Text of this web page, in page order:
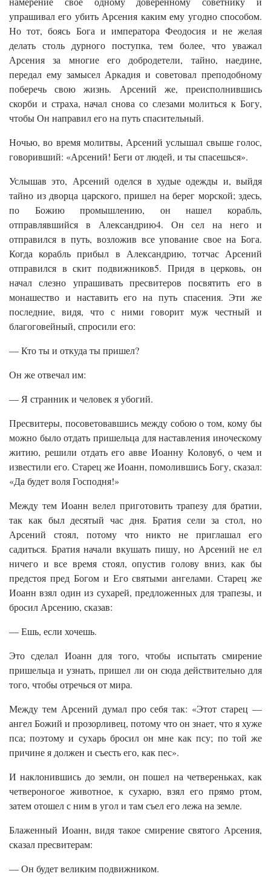
упрашивал его убить Арсения каким ему угодно способом.
Но тот, боясь Бога и императора Феодосия и не желая
делать столь дурного поступка, тем более, что уважал
Арсения за многие его добродетели, тайно, наедине,
передал ему замысел Аркадия и советовал преподобному
поберечь свою жизнь. Арсений же, преисполнившись
скорби и страха, начал снова со слезами молиться к Богу,
чтобы Он направил его на путь спасительный.
Ночью, во время молитвы, Арсений услышал свыше голос,
говоривший: «Арсений! Беги от людей, и ты спасешься».
Услышав это, Арсений оделся в худые одежды и, выйдя
тайно из дворца царского, пришел на берег морской; здесь,
по Божию промышлению, он нашел корабль,
отправлявшийся в Александрию4. Он сел на него и
отправился в путь, возложив все упование свое на Бога.
Когда корабль прибыл в Александрию, тотчас Арсений
отправился в скит подвижников5. Придя в церковь, он
начал слезно упрашивать пресвитеров посвятить его в
монашество и наставить его на путь спасения. Эти же
последние, видя, что с ними говорит муж честный и
благоговейный, спросили его:
— Кто ты и откуда ты пришел?
Он же отвечал им:
— Я странник и человек я убогий.
Пресвитеры, посоветовавшись между собою о том, кому бы
можно было отдать пришельца для наставления иноческому
житию, решили отдать его авве Иоанну Колову6, о чем и
известили его. Старец же Иоанн, помолившись Богу, сказал:
«Да будет воля Господня!»
Между тем Иоанн велел приготовить трапезу для братии,
так как был десятый час дня. Братия сели за стол, но
Арсений стоял, потому что никто не приглашал его
садиться. Братия начали вкушать пишу, но Арсений не ел
ничего и все время стоял, опустив голову вниз, как бы
предстоя пред Богом и Его святыми ангелами. Старец же
Иоанн взял один из сухарей, предложенных для трапезы, и
бросил Арсению, сказав:
— Ешь, если хочешь.
Это сделал Иоанн для того, чтобы испытать смирение
пришельца и узнать, пришел ли он сюда действительно для
того, чтобы отречься от мира.
Между тем Арсений думал про себя так: «Этот старец —
ангел Божий и прозорливец, потому что он знает, что я хуже
пса; поэтому и сухарь бросил он мне как псу; по той же
причине я должен и съесть его, как пес».
И наклонившись до земли, он пошел на четвереньках, как
четвероногое животное, к сухарю, взял его прямо ртом,
затем отошел с ним в угол и там съел его лежа на земле.
Блаженный Иоанн, видя такое смирение святого Арсения,
сказал пресвитерам:
— Он будет великим подвижником.